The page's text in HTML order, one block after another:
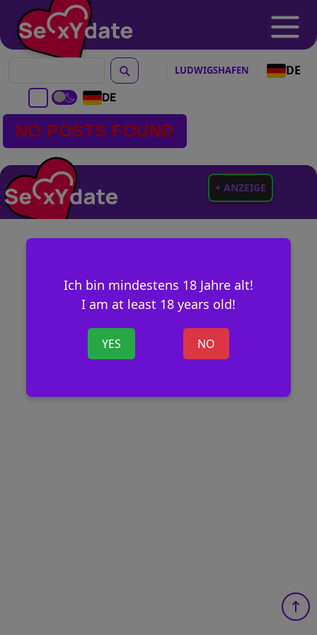
DE
DE
Ich bin mindestens 18 Jahre alt!
I am at least 18 years old!
YES NO
NO POSTS FOUND
+ ANZEIGE